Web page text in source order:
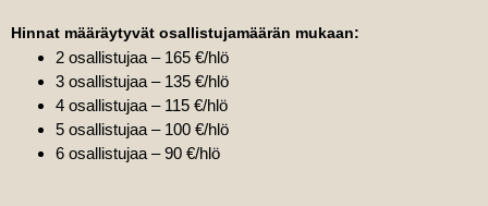
Hinnat määräytyvät osallistujamäärän mukaan:
2 osallistujaa – 165 €/hlö
3 osallistujaa – 135 €/hlö
4 osallistujaa – 115 €/hlö
5 osallistujaa – 100 €/hlö
6 osallistujaa – 90 €/hlö